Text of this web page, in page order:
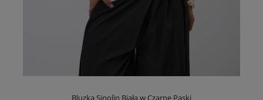
Bluzka Sinolin Biała w Czarne Paski